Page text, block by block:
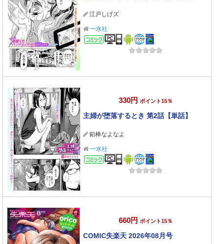
江戸しげズ
一水社
コミック
330円 ポイント15％
主婦が堕落するとき 第2話【単話】
鉛棒なよなよ
一水社
コミック
660円 ポイント15％
COMIC失楽天 2026年08月号